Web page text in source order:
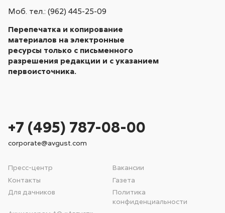
Моб. тел.: (962) 445-25-09
Перепечатка и копирование
материалов на электронные
ресурсы только с письменного
разрешения редакции и с указанием
первоисточника.
Пресс-центр
Вакансии
Контакты
Газета
Для дачников
Политика
конфиденциальности
+7 (495) 787-08-00
corporate@avgust.com